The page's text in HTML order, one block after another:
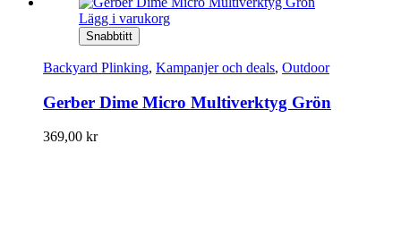
Lägg i varukorg
Snabbtitt
Backyard Plinking, Kampanjer och deals, Outdoor
Gerber Dime Micro Multiverktyg Grön
369,00 kr